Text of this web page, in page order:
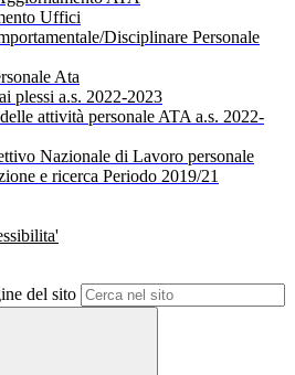
Uffici
Disciplinare Personale
Ata
plessi a.s. 2022-2023
attività personale ATA a.s. 2022-
Nazionale di Lavoro personale
e ricerca Periodo 2019/21
del sito